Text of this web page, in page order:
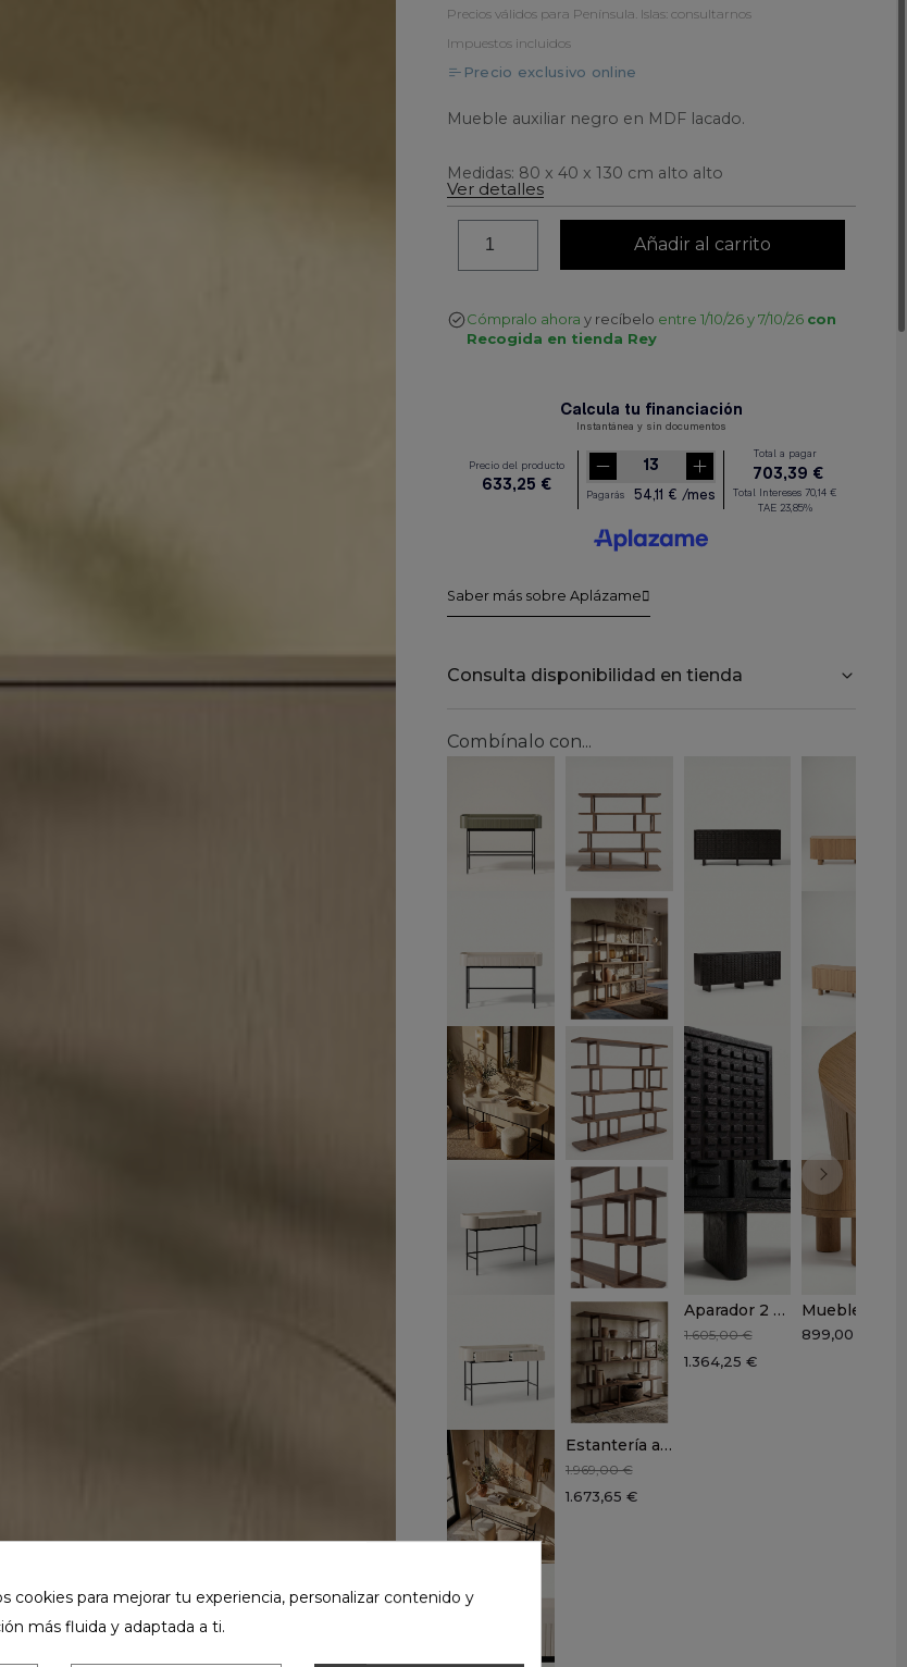
Precios válidos para Península. Islas: consultarnos
Impuestos incluidos
Precio exclusivo online
Mueble auxiliar negro en MDF lacado.
Medidas: 80 x 40 x 130 cm alto alto
Ver detalles
Añadir al carrito
Cómpralo ahora y recíbelo entre 1/10/26 y 7/10/26 con
Recogida en tienda Rey
Saber más sobre Aplázame
Consulta disponibilidad en tienda
Combínalo con...
Estantería abedul y nogal NERUMA
1.969,00 €
1.673,65 €
Aparador 2 puertas ANISA
1.605,00 €
1.364,25 €
899,00 €
cookies para mejorar tu experiencia, personalizar contenido y
más fluida y adaptada a ti.